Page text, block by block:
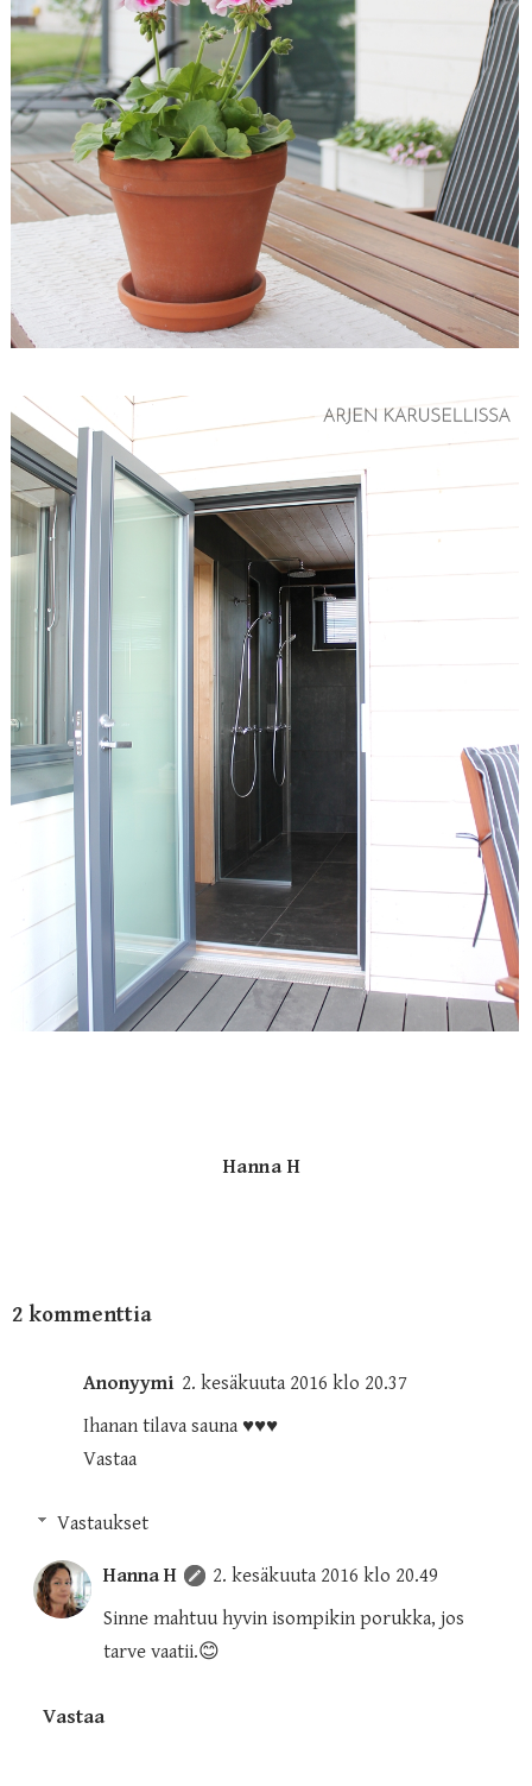
Hanna H
2 kommenttia
Anonyymi 2. kesäkuuta 2016 klo 20.37
Ihanan tilava sauna ♥♥♥
Vastaa
Vastaukset
Hanna H
2. kesäkuuta 2016 klo 20.49
Sinne mahtuu hyvin isompikin porukka, jos
tarve vaatii.😊
Vastaa